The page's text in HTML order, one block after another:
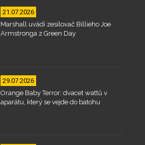
21.07.2026
Marshall uvádí zesilovač Billieho Joe
Armstronga z Green Day
29.07.2026
Orange Baby Terror: dvacet wattů v
aparátu, který se vejde do batohu